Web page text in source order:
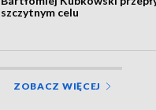
szczytnym celu
ZOBACZ WIĘCEJ